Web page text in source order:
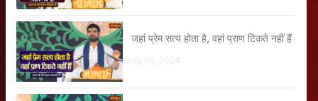
जहां प्रेम सत्य होता है, वहां प्राण टिकते नहीं हैं
July 06, 2024